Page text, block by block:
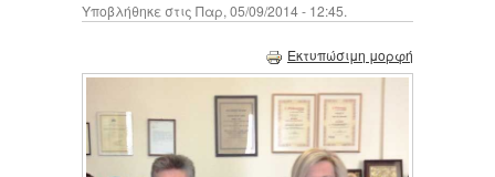
Υποβλήθηκε στις Παρ, 05/09/2014 - 12:45.
Εκτυπώσιμη μορφή